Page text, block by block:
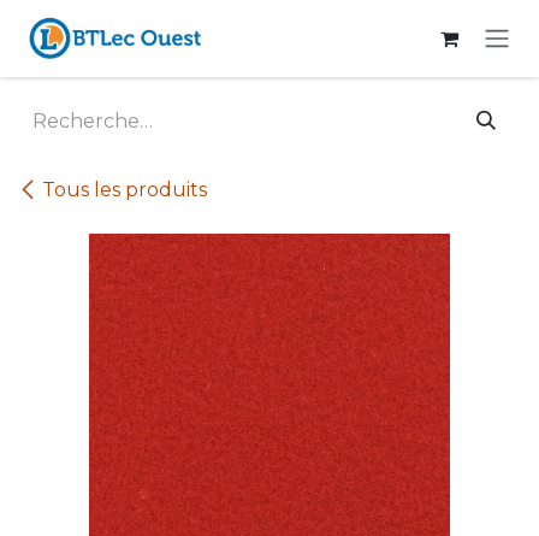
Se rendre au contenu
Tous les produits